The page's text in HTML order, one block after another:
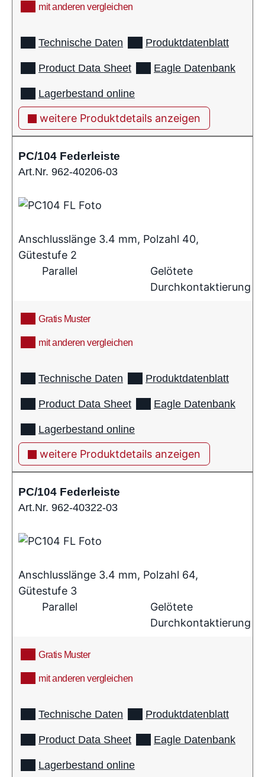
mit anderen vergleichen
Technische Daten Produktdatenblatt
Product Data Sheet Eagle Datenbank
Lagerbestand online
weitere Produktdetails anzeigen
PC/104 Federleiste
Art.Nr. 962-40206-03
Anschlusslänge 3.4 mm, Polzahl 40,
Gütestufe 2
Parallel
Gelötete
Durchkontaktierung
Gratis Muster
mit anderen vergleichen
Technische Daten Produktdatenblatt
Product Data Sheet Eagle Datenbank
Lagerbestand online
weitere Produktdetails anzeigen
PC/104 Federleiste
Art.Nr. 962-40322-03
Anschlusslänge 3.4 mm, Polzahl 64,
Gütestufe 3
Parallel
Gelötete
Durchkontaktierung
Gratis Muster
mit anderen vergleichen
Technische Daten Produktdatenblatt
Product Data Sheet Eagle Datenbank
Lagerbestand online